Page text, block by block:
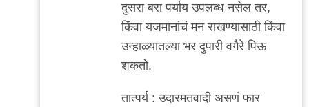
केलेत
अबापट
दुसरा बरा पर्याय उपलब्ध नसेल तर,
किंवा यजमानांचं मन राखण्यासाठी किंवा
उन्हाळ्यातल्या भर दुपारी वगैरे पिऊ
शकतो.
तात्पर्य : उदारमतवादी असणं फार